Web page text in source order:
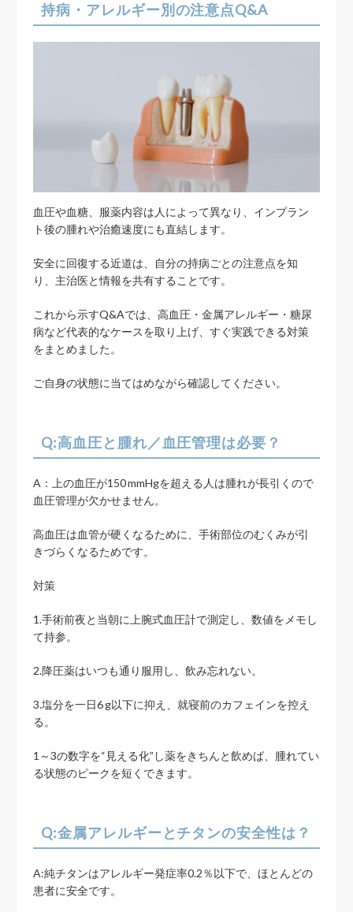
持病・アレルギー別の注意点Q&A
血圧や血糖、服薬内容は人によって異なり、インプラン
ト後の腫れや治癒速度にも直結します。
安全に回復する近道は、自分の持病ごとの注意点を知
り、主治医と情報を共有することです。
これから示すQ&Aでは、高血圧・金属アレルギー・糖尿
病など代表的なケースを取り上げ、すぐ実践できる対策
をまとめました。
ご自身の状態に当てはめながら確認してください。
Q:高血圧と腫れ／血圧管理は必要？
A：上の血圧が150 mmHgを超える人は腫れが長引くので
血圧管理が欠かせません。
高血圧は血管が硬くなるために、手術部位のむくみが引
きづらくなるためです。
対策
1.手術前夜と当朝に上腕式血圧計で測定し、数値をメモし
て持参。
2.降圧薬はいつも通り服用し、飲み忘れない。
3.塩分を一日6 g以下に抑え、就寝前のカフェインを控え
る。
1～3の数字を“見える化”し薬をきちんと飲めば、腫れてい
る状態のピークを短くできます。
Q:金属アレルギーとチタンの安全性は？
A:純チタンはアレルギー発症率0.2％以下で、ほとんどの
患者に安全です。